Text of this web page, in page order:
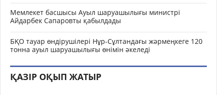
Мемлекет басшысы Ауыл шаруашылығы министрі
Айдарбек Сапаровты қабылдады
БҚО тауар өндірушілері Нұр-Сұлтандағы жәрмеңкеге 120
тонна ауыл шаруашылығы өнімін әкеледі
ҚАЗІР ОҚЫП ЖАТЫР